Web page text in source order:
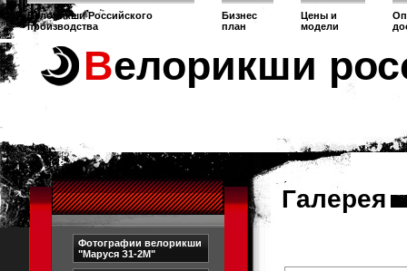
Велорикши Российского
производства
Бизнес
план
Цены и
модели
Велорикши
Фотографии велорикши
"Маруся З1-2М"
Галерея